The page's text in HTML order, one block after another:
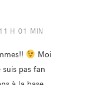
H 01 MIN
Moi
pas fan